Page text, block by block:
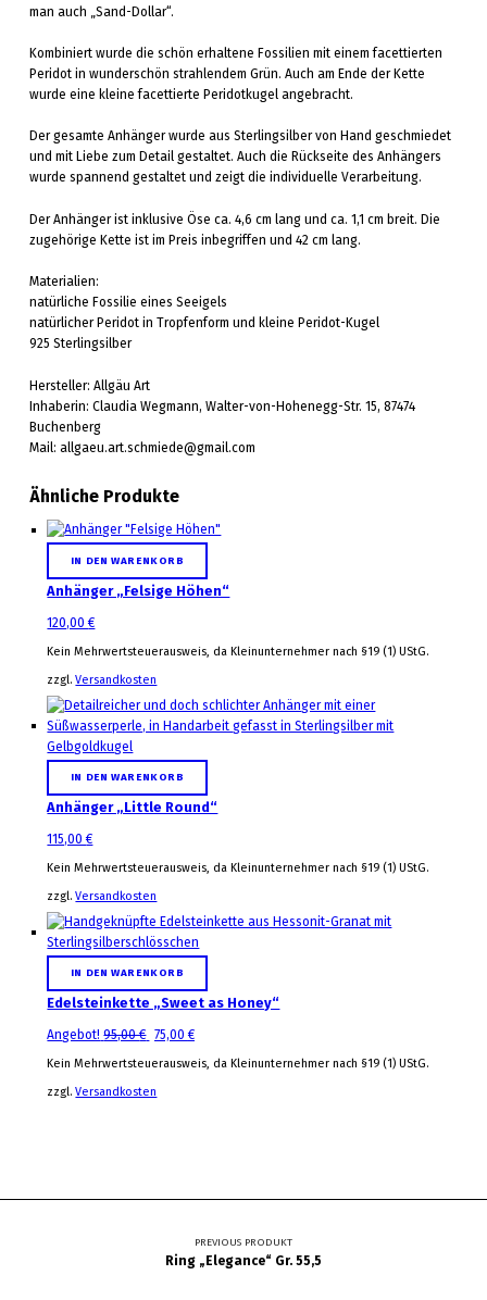
man auch „Sand-Dollar“.
Kombiniert wurde die schön erhaltene Fossilien mit einem facettierten
Peridot in wunderschön strahlendem Grün. Auch am Ende der Kette
wurde eine kleine facettierte Peridotkugel angebracht.
Der gesamte Anhänger wurde aus Sterlingsilber von Hand geschmiedet
und mit Liebe zum Detail gestaltet. Auch die Rückseite des Anhängers
wurde spannend gestaltet und zeigt die individuelle Verarbeitung.
Der Anhänger ist inklusive Öse ca. 4,6 cm lang und ca. 1,1 cm breit. Die
zugehörige Kette ist im Preis inbegriffen und 42 cm lang.
Materialien:
natürliche Fossilie eines Seeigels
natürlicher Peridot in Tropfenform und kleine Peridot-Kugel
925 Sterlingsilber
Hersteller: Allgäu Art
Inhaberin: Claudia Wegmann, Walter-von-Hohenegg-Str. 15, 87474
Buchenberg
Mail: allgaeu.art.schmiede@gmail.com
Ähnliche Produkte
IN DEN WARENKORB
Anhänger „Felsige Höhen“
120,00€
Kein Mehrwertsteuerausweis, da Kleinunternehmer nach §19 (1) UStG.
zzgl.Versandkosten
IN DEN WARENKORB
Anhänger „Little Round“
115,00€
Kein Mehrwertsteuerausweis, da Kleinunternehmer nach §19 (1) UStG.
zzgl.Versandkosten
IN DEN WARENKORB
Edelsteinkette „Sweet as Honey“
Angebot! 95,00€ Ursprünglicher Preis war: 95,00 €
75,00€
Kein Mehrwertsteuerausweis, da Kleinunternehmer nach §19 (1) UStG.
zzgl.Versandkosten
Beitragsnavigation
PREVIOUS PRODUKT
Ring „Elegance“ Gr. 55,5